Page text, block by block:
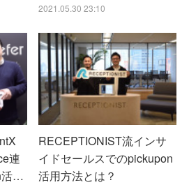
2021.05.30 23:10
連
活…
RECEPTIONIST流インサ
イドセールスでのpickupon
活用方法とは？